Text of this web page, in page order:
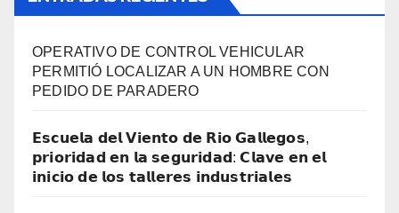
OPERATIVO DE CONTROL VEHICULAR
PERMITIÓ LOCALIZAR A UN HOMBRE CON
PEDIDO DE PARADERO
𝗘𝘀𝗰𝘂𝗲𝗹𝗮 𝗱𝗲𝗹 𝗩𝗶𝗲𝗻𝘁𝗼 𝗱𝗲 𝗥𝗶𝗼 𝗚𝗮𝗹𝗹𝗲𝗴𝗼𝘀,
𝗽𝗿𝗶𝗼𝗿𝗶𝗱𝗮𝗱 𝗲𝗻 𝗹𝗮 𝘀𝗲𝗴𝘂𝗿𝗶𝗱𝗮𝗱: 𝗖𝗹𝗮𝘃𝗲 𝗲𝗻 𝗲𝗹
𝗶𝗻𝗶𝗰𝗶𝗼 𝗱𝗲 𝗹𝗼𝘀 𝘁𝗮𝗹𝗹𝗲𝗿𝗲𝘀 𝗶𝗻𝗱𝘂𝘀𝘁𝗿𝗶𝗮𝗹𝗲𝘀